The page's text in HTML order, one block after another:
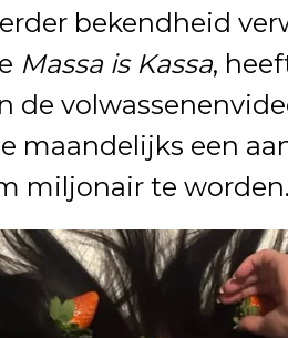
bekendheid
Massa is Kassa,
de
maandelijks een
miljonair te worden.